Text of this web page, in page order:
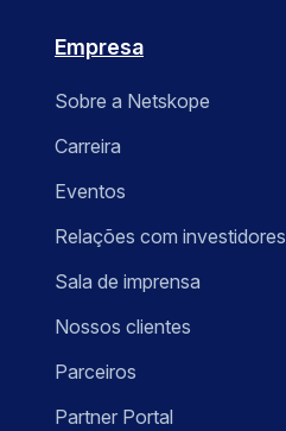
Empresa
Sobre a Netskope
Carreira
Eventos
Relações com investidores
Sala de imprensa
Nossos clientes
Parceiros
Partner Portal